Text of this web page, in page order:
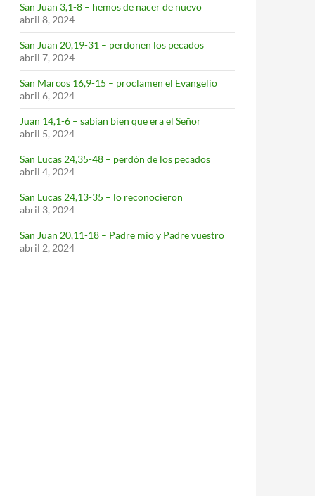
San Juan 3,1-8 – hemos de nacer de nuevo
abril 8, 2024
San Juan 20,19-31 – perdonen los pecados
abril 7, 2024
San Marcos 16,9-15 – proclamen el Evangelio
abril 6, 2024
Juan 14,1-6 – sabían bien que era el Señor
abril 5, 2024
San Lucas 24,35-48 – perdón de los pecados
abril 4, 2024
San Lucas 24,13-35 – lo reconocieron
abril 3, 2024
San Juan 20,11-18 – Padre mío y Padre vuestro
abril 2, 2024